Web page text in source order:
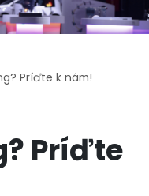
Príďte k nám!
Príďte